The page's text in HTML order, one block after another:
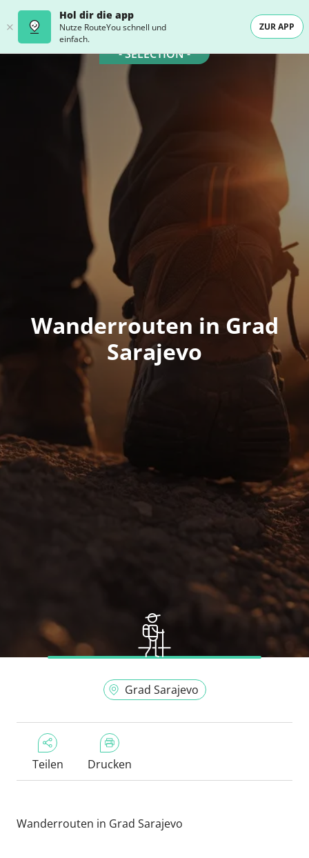
Hol dir die app
Nutze RouteYou schnell und
einfach.
ZUR APP
- SELECTION -
Wanderrouten in Grad
Sarajevo
Grad Sarajevo
Teilen Drucken
Wanderrouten in Grad Sarajevo